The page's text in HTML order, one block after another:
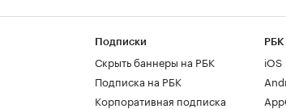
Подписки
Скрыть баннеры на РБК
Подписка на РБК
Корпоративная подписка
РБК
iOS